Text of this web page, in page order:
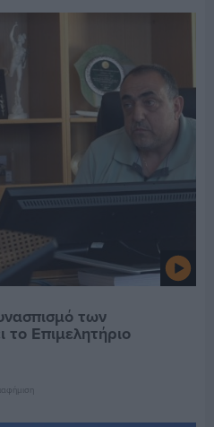
των
το Επιμελητήριο